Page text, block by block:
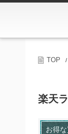
TOP /
楽天
お得